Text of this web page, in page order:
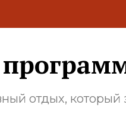
отдых, который